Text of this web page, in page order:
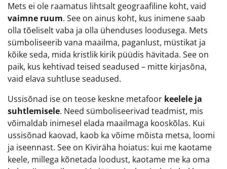
Mets ei ole raamatus lihtsalt geograafiline koht, vaid
vaimne ruum. See on ainus koht, kus inimene saab
olla tõeliselt vaba ja olla ühenduses loodusega. Mets
sümboliseerib vana maailma, paganlust, müstikat ja
kõike seda, mida kristlik kirik püüdis hävitada. See on
paik, kus kehtivad teised seadused – mitte kirjasõna,
vaid elava suhtluse seadused.
Ussisõnad ise on teose keskne metafoor keelele ja
suhtlemisele. Need sümboliseerivad teadmist, mis
võimaldab inimesel elada maailmaga kooskõlas. Kui
ussisõnad kaovad, kaob ka võime mõista metsa, loomi
ja iseennast. See on Kiviräha hoiatus: kui me kaotame
keele, millega kõnetada loodust, kaotame me ka oma